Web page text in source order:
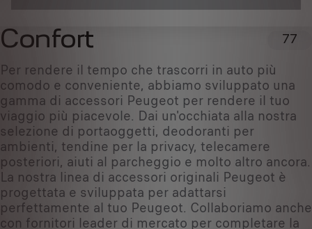
Confort 77
Per rendere il tempo che trascorri in auto più
comodo e conveniente, abbiamo sviluppato una
gamma di accessori Peugeot per rendere il tuo
viaggio più piacevole. Dai un'occhiata alla nostra
selezione di portaoggetti, deodoranti per
ambienti, tendine per la privacy, telecamere
posteriori, aiuti al parcheggio e molto altro ancora.
La nostra linea di accessori originali Peugeot è
progettata e sviluppata per adattarsi
perfettamente al tuo Peugeot. Collaboriamo anche
con fornitori leader di mercato per completare la